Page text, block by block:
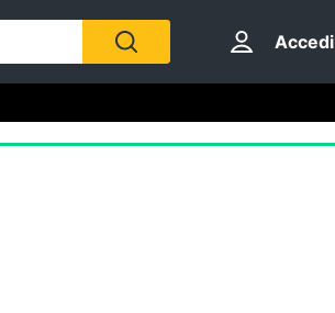
Accedi